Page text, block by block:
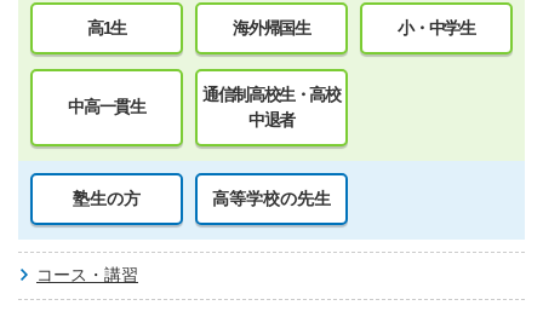
高1生 海外帰国生 小・中学生
中高一貫生
通信制高校生・高校
中退者
塾生の方 高等学校の先生
コース・講習